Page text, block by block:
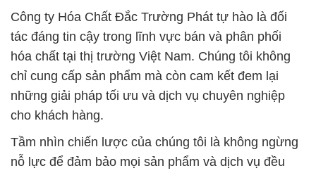
Công ty Hóa Chất Đắc Trường Phát tự hào là đối
tác đáng tin cậy trong lĩnh vực bán và phân phối
hóa chất tại thị trường Việt Nam. Chúng tôi không
chỉ cung cấp sản phẩm mà còn cam kết đem lại
những giải pháp tối ưu và dịch vụ chuyên nghiệp
cho khách hàng.
Tầm nhìn chiến lược của chúng tôi là không ngừng
nỗ lực để đảm bảo mọi sản phẩm và dịch vụ đều